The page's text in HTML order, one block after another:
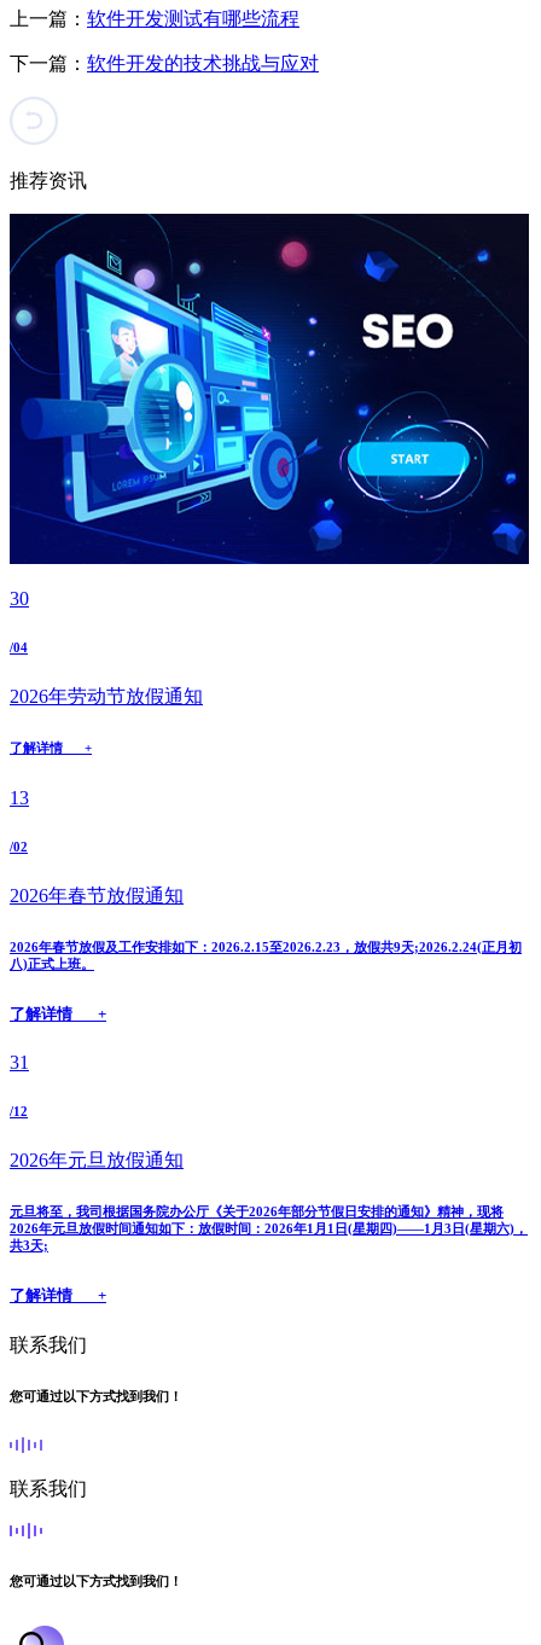
上一篇： 软件开发测试有哪些流程
下一篇： 软件开发的技术挑战与应对
推荐资讯
30
/04
2026年劳动节放假通知
了解详情 +
13
/02
2026年春节放假通知
2026年春节放假及工作安排如下：2026.2.15至2026.2.23，放假共9天;2026.2.24(正月初
八)正式上班。
了解详情 +
31
/12
2026年元旦放假通知
元旦将至，我司根据国务院办公厅《关于2026年部分节假日安排的通知》精神，现将
2026年元旦放假时间通知如下：放假时间：2026年1月1日(星期四)——1月3日(星期六)，
共3天;
了解详情 +
联系我们
您可通过以下方式找到我们！
联系我们
您可通过以下方式找到我们！